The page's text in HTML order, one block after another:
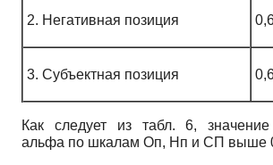
2. Негативная позиция
3. Субъектная позиция
Как следует из табл. 6,
альфа по шкалам Оп, Нп и СП выше